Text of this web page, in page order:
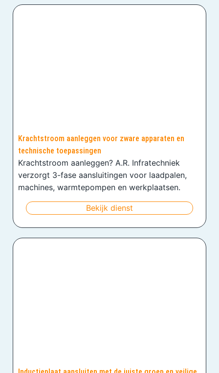
Krachtstroom aanleggen voor zware apparaten en
technische toepassingen
Krachtstroom aanleggen? A.R. Infratechniek
verzorgt 3-fase aansluitingen voor laadpalen,
machines, warmtepompen en werkplaatsen.
Bekijk dienst